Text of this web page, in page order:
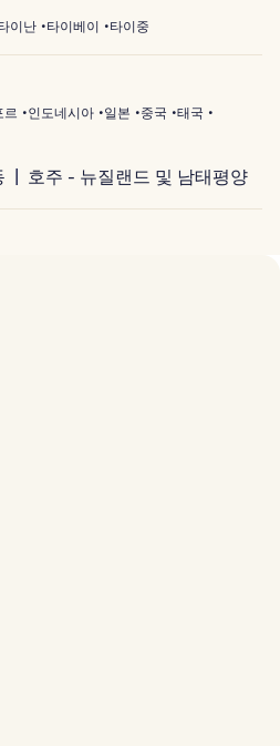
이난 타이베이 타이중
르 인도네시아 일본 중국
태국
호주 - 뉴질랜드 및 남태평양